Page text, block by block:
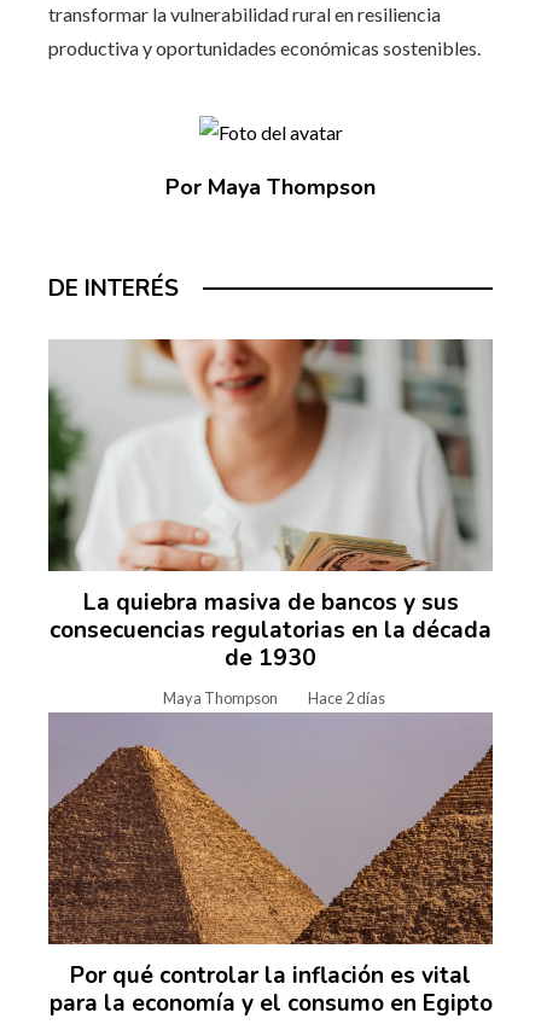
transformar la vulnerabilidad rural en resiliencia
productiva y oportunidades económicas sostenibles.
Por Maya Thompson
DE INTERÉS
La quiebra masiva de bancos y sus
consecuencias regulatorias en la década
de 1930
Maya Thompson Hace 2 días
Por qué controlar la inflación es vital
para la economía y el consumo en Egipto